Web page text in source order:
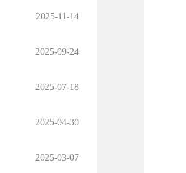
2025-11-14
2025-09-24
2025-07-18
2025-04-30
2025-03-07